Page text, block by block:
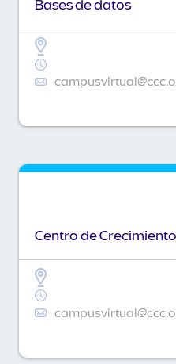
Bases de datos
Centro de